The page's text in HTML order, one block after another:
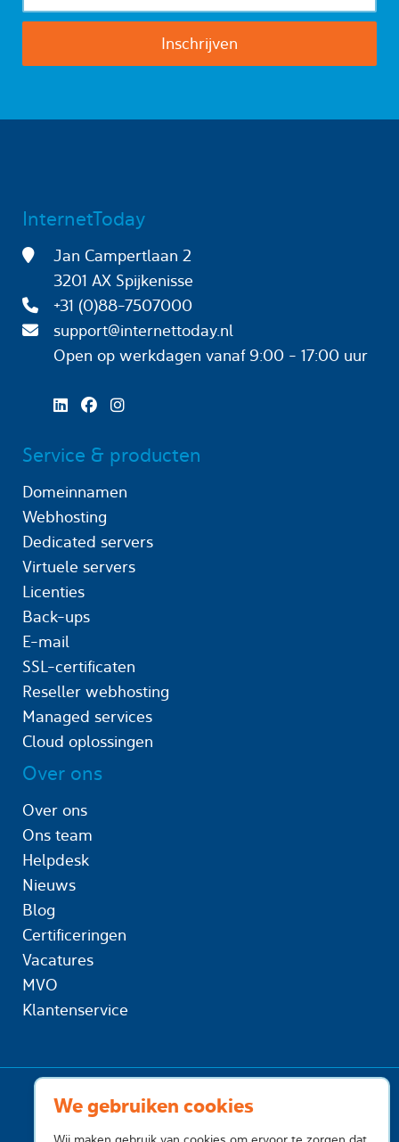
We gebruiken cookies
InternetToday
Jan Campertlaan 2
3201 AX Spijkenisse
+31 (0)88-7507000
support@internettoday.nl
Open op werkdagen
vanaf 9:00 - 17:00 uur
Service & producten
Domeinnamen
Webhosting
Dedicated servers
Virtuele servers
Licenties
Back-ups
E-mail
SSL-certificaten
Reseller webhosting
Managed services
Cloud oplossingen
Over ons
Over ons
Ons team
Helpdesk
Nieuws
Blog
Certificeringen
Vacatures
MVO
Klantenservice